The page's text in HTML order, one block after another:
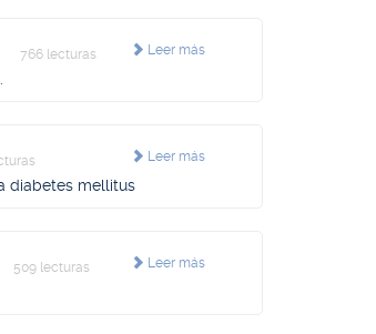
Leer más
766 lecturas
Leer más
diabetes mellitus
Leer más
509 lecturas